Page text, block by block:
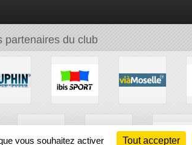
partenaires du club
vous souhaitez activer Tout accepter